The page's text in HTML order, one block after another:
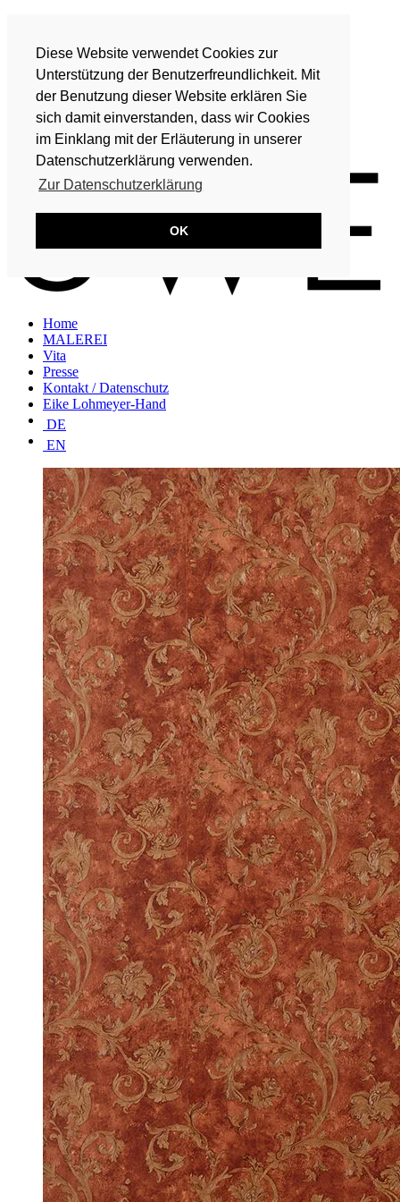
Diese Website verwendet Cookies zur
Unterstützung der Benutzerfreundlichkeit. Mit
der Benutzung dieser Website erklären Sie
sich damit einverstanden, dass wir Cookies
im Einklang mit der Erläuterung in unserer
Datenschutzerklärung verwenden.
Zur Datenschutzerklärung
OK
Vita
Presse
Kontakt / Datenschutz
Eike Lohmeyer-Hand
DE
EN
Home
MALEREI
Vita
Presse
Kontakt / Datenschutz
Eike Lohmeyer-Hand
DE
EN